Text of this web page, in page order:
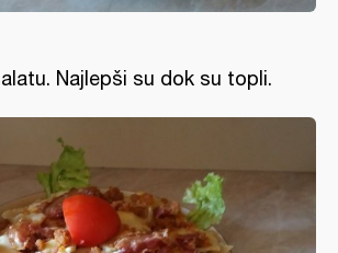
Najlepši su dok su topli.